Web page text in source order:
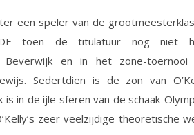
een speler van de
toen de titulatuur nog niet
Beverwijk en in het zone-
Sedertdien is de zon van
in de ijle sferen van de schaak-
zeer veelzijdige theoretische